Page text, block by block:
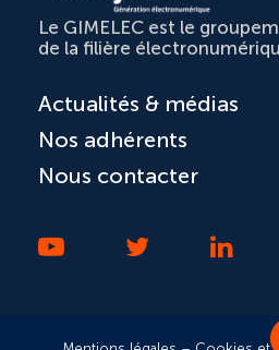
Le GIMELEC est le
de la filière
Actualités & médias
Nos adhérents
Nous contacter